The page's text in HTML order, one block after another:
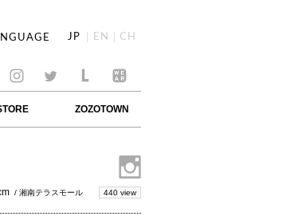
JP EN CH
ZOZOTOWN
/ 湘南テラスモール 440 view